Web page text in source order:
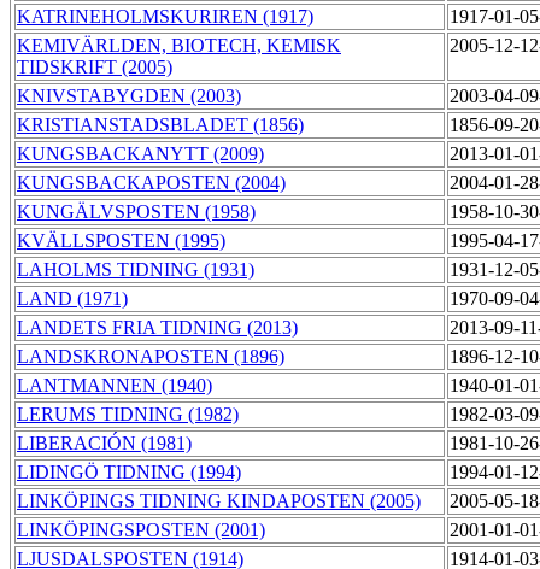
KATRINEHOLMSKURIREN (1917)
1917-01-
KEMIVÄRLDEN, BIOTECH, KEMISK
TIDSKRIFT (2005)
2005-12-
KNIVSTABYGDEN (2003)
2003-04-
KRISTIANSTADSBLADET (1856)
1856-09-
KUNGSBACKANYTT (2009)
2013-01-
KUNGSBACKAPOSTEN (2004)
2004-01-
KUNGÄLVSPOSTEN (1958)
1958-10-
KVÄLLSPOSTEN (1995)
1995-04-
LAHOLMS TIDNING (1931)
1931-12-
LAND (1971)
1970-09-
LANDETS FRIA TIDNING (2013)
2013-09-
LANDSKRONAPOSTEN (1896)
1896-12-
LANTMANNEN (1940)
1940-01-
LERUMS TIDNING (1982)
1982-03-
LIBERACIÓN (1981)
1981-10-
LIDINGÖ TIDNING (1994)
1994-01-
LINKÖPINGS TIDNING KINDAPOSTEN (2005)
2005-05-
LINKÖPINGSPOSTEN (2001)
2001-01-
LJUSDALSPOSTEN (1914)
1914-01-